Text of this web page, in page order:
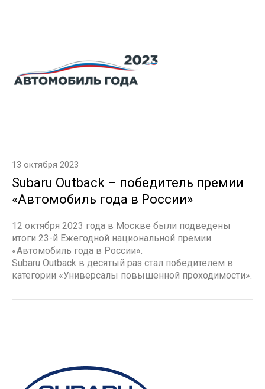
13 октября 2023
Subaru Outback – победитель премии
«Автомобиль года в России»
12 октября 2023 года в Москве были подведены
итоги 23-й Ежегодной национальной премии
«Автомобиль года в России».
Subaru Outback в десятый раз стал победителем в
категории «Универсалы повышенной проходимости».